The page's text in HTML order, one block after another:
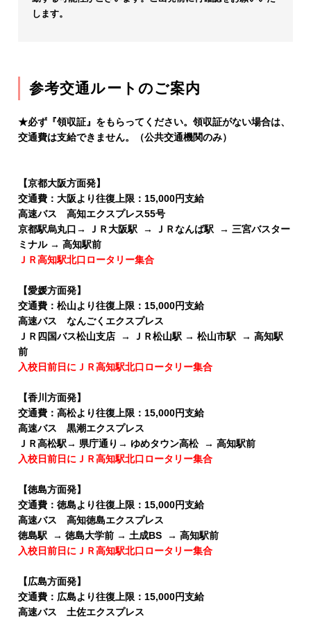
します。
参考交通ルートのご案内
★必ず『領収証』をもらってください。領収証がない場合は、
交通費は支給できません。（公共交通機関のみ）
【京都大阪方面発】
交通費：大阪より往復上限：15,000円支給
高速バス 高知エクスプレス55号
京都駅烏丸口→ ＪＲ大阪駅 → ＪＲなんば駅 → 三宮バスター
ミナル → 高知駅前
ＪＲ高知駅北口ロータリー集合
【愛媛方面発】
交通費：松山より往復上限：15,000円支給
高速バス なんごくエクスプレス
ＪＲ四国バス松山支店 → ＪＲ松山駅 → 松山市駅 → 高知駅
前
入校日前日にＪＲ高知駅北口ロータリー集合
【香川方面発】
交通費：高松より往復上限：15,000円支給
高速バス 黒潮エクスプレス
ＪＲ高松駅→ 県庁通り→ ゆめタウン高松 → 高知駅前
入校日前日にＪＲ高知駅北口ロータリー集合
【徳島方面発】
交通費：徳島より往復上限：15,000円支給
高速バス 高知徳島エクスプレス
徳島駅 → 徳島大学前 → 土成BS → 高知駅前
入校日前日にＪＲ高知駅北口ロータリー集合
【広島方面発】
交通費：広島より往復上限：15,000円支給
高速バス 土佐エクスプレス